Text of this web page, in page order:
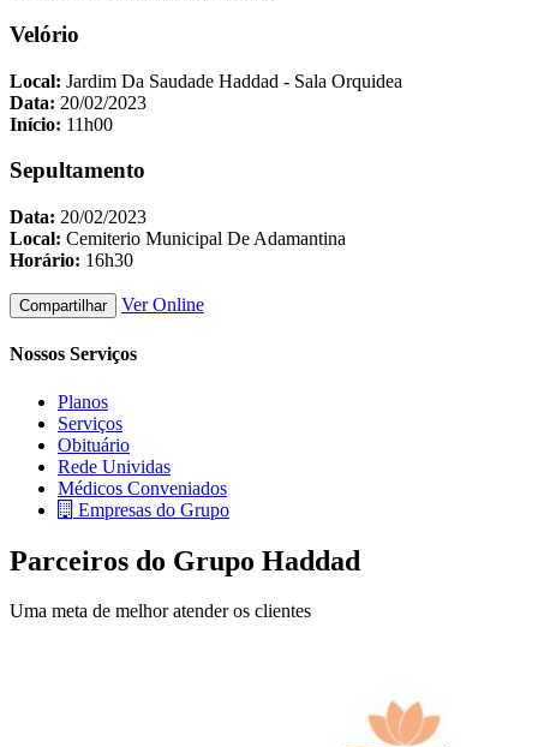
Velório
Local: Jardim Da Saudade Haddad - Sala Orquidea
Data: 20/02/2023
Início: 11h00
Sepultamento
Data: 20/02/2023
Local: Cemiterio Municipal De Adamantina
Horário: 16h30
Compartilhar Ver Online
Nossos Serviços
Planos
Serviços
Obituário
Rede Unividas
Médicos Conveniados
Empresas do Grupo
Parceiros do Grupo Haddad
Uma meta de melhor atender os clientes